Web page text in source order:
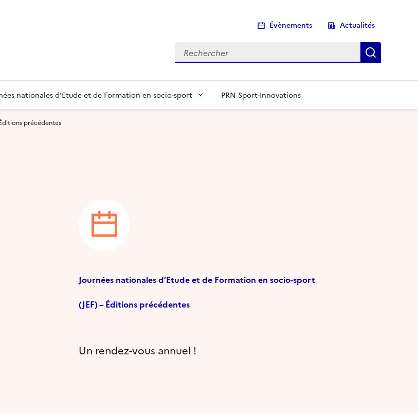
Évènements Actualités
Rechercher
nationales d’Etude et de Formation en socio-sport PRN Sport-Innovations
précédentes
Journées nationales d’Etude et de Formation en socio-sport
(JEF) – Éditions précédentes
Un rendez-vous annuel !